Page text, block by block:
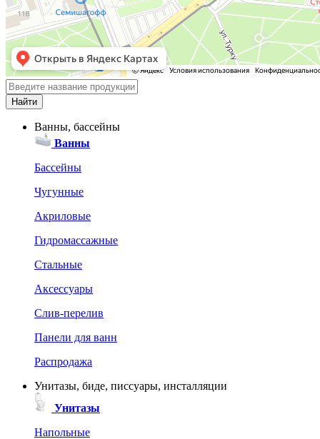
Ванны, бассейны
Ванны
Бассейны
Чугунные
Акриловые
Гидромассажные
Стальные
Аксессуары
Слив-перелив
Панели для ванн
Распродажа
Унитазы, биде, писсуары, инсталляции
Унитазы
Напольные